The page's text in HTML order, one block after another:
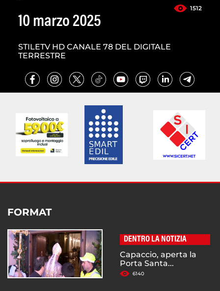
1512
10 marzo 2025
STILETV HD CANALE 78 DEL DIGITALE
TERRESTRE
FORMAT
DENTRO LA NOTIZIA
Capaccio, aperta la
Porta Santa...
6140